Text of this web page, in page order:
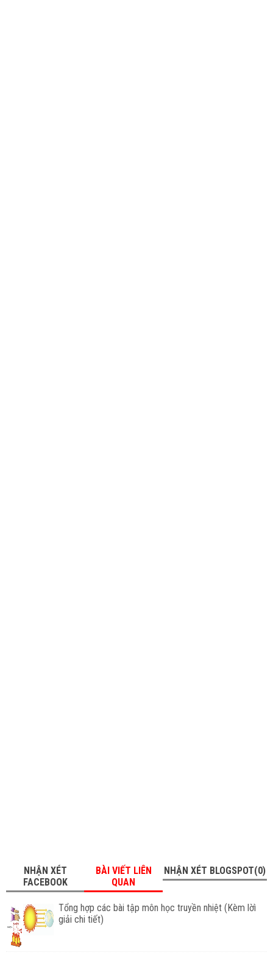
NHẬN XÉT
FACEBOOK
BÀI VIẾT LIÊN
QUAN
NHẬN XÉT BLOGSPOT(0)
Tổng hợp các bài tập môn học truyền nhiệt (Kèm lờì
giải chi tiết)